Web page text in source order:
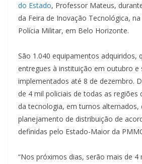
do Estado, Professor Mateus,
da Feira de Inovação Tecnológica,
Polícia Militar, em Belo Horizonte.
São 1.040 equipamentos adquiridos,
entregues à instituição em outubro e
implementados até 8 de dezembro.
de 4 mil policiais de todas as
da tecnologia, em turnos alternados,
planejamento de distribuição de
definidas pelo Estado-Maior da
“Nos próximos dias, serão mais de 4